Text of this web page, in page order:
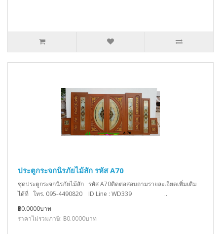
ประตูกระจกนิรภัยไม้สัก รหัส A70
ชุดประตูกระจกนิรภัยไม้สัก รหัส A70ติดต่อสอบถามรายละเอียดเพิ่มเติม
ได้ที่ โทร. 095-4490820 ID Line : WD339 ..
฿0.0000บาท
ราคาไม่รวมภาษี: ฿0.0000บาท